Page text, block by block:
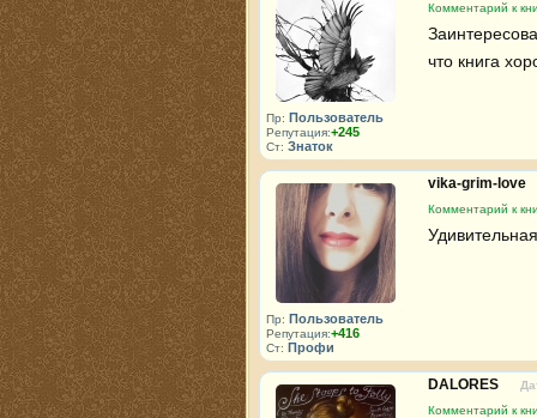
Пр: Пользователь
Репутация:+245
Ст: Знаток
Комментарий к
что книга
Пр: Пользователь
Репутация:+416
Ст: Профи
vika-grim-love
Комментарий к
DALORES
Комментарий к